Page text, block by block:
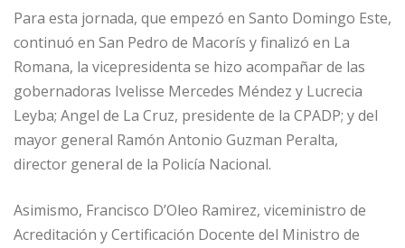
Para esta jornada, que empezó en Santo Domingo Este,
continuó en San Pedro de Macorís y finalizó en La
Romana, la vicepresidenta se hizo acompañar de las
gobernadoras Ivelisse Mercedes Méndez y Lucrecia
Leyba; Angel de La Cruz, presidente de la CPADP; y del
mayor general Ramón Antonio Guzman Peralta,
director general de la Policía Nacional.
Asimismo, Francisco D’Oleo Ramirez, viceministro de
Acreditación y Certificación Docente del Ministro de